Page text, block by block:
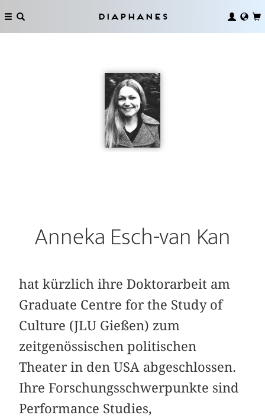
Diaphanes
Anneka Esch-van Kan
hat kürzlich ihre Doktorarbeit am
Graduate Centre for the Study of
Culture (JLU Gießen) zum
zeitgenössischen politischen
Theater in den USA abgeschlossen.
Ihre Forschungsschwerpunkte sind
Performance Studies,